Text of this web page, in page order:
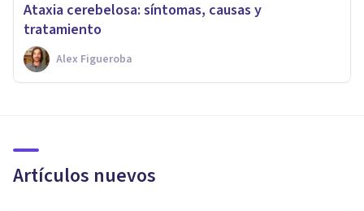
Ataxia cerebelosa: síntomas, causas y
tratamiento
Alex Figueroba
Artículos nuevos